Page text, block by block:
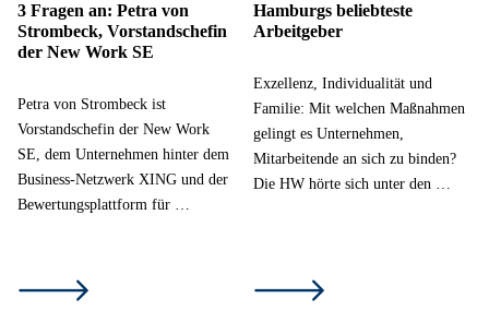
3 Fragen an: Petra von
Strombeck, Vorstandschefin
der New Work SE
Petra von Strombeck ist
Vorstandschefin der New Work
SE, dem Unternehmen hinter dem
Business-Netzwerk XING und der
Bewertungsplattform für …
Hamburgs beliebteste
Arbeitgeber
Exzellenz, Individualität und
Familie: Mit welchen Maßnahmen
gelingt es Unternehmen,
Mitarbeitende an sich zu binden?
Die HW hörte sich unter den …